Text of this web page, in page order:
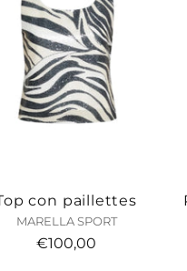
con paillettes
MARELLA SPORT
€100,00